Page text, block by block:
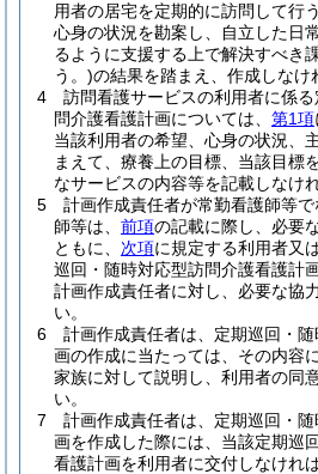
用者の居宅を定期的に訪問して行
心身の状況を勘案し、自立した日
るように支援する上で解決すべき
う。)の結果を踏まえ、作成しなけ
4
訪問看護サービスの利用者に係
問介護看護計画については、 第1項
当該利用者の希望、心身の状況、
まえて、療養上の目標、当該目標
なサービスの内容等を記載しなけ
5
計画作成責任者が常勤看護師等
師等は、 前項の記載に際し、必要
ともに、 次項に規定する利用者又
巡回・随時対応型訪問介護看護計
計画作成責任者に対し、必要な協
い。
6
計画作成責任者は、定期巡回・
画の作成に当たっては、その内容
家族に対して説明し、利用者の同
い。
7
計画作成責任者は、定期巡回・
画を作成した際には、当該定期巡
看護計画を利用者に交付しなけれ